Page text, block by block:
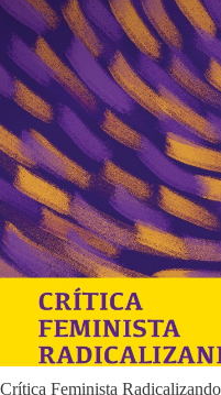
Crítica Feminista